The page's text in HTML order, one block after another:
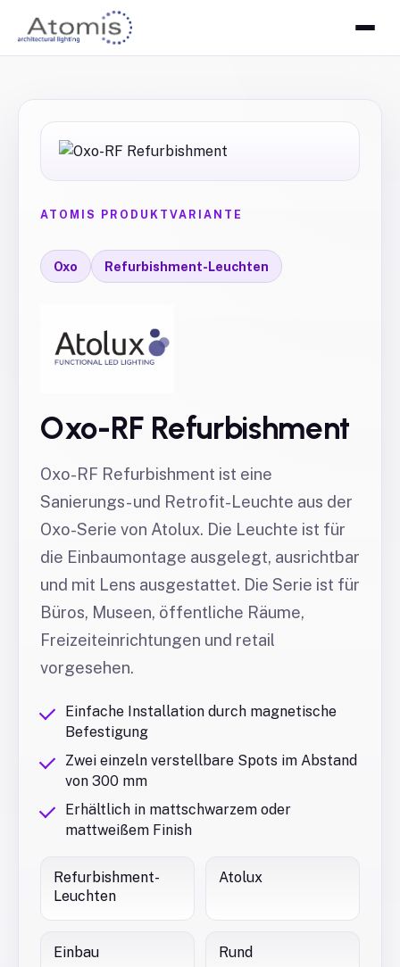
ATOMIS PRODUKTVARIANTE
Oxo Refurbishment-Leuchten
Oxo-RF Refurbishment
Oxo-RF Refurbishment ist eine
Sanierungs- und Retrofit-Leuchte aus der
Oxo-Serie von Atolux. Die Leuchte ist für
die Einbaumontage ausgelegt, ausrichtbar
und mit Lens ausgestattet. Die Serie ist für
Büros, Museen, öffentliche Räume,
Freizeiteinrichtungen und retail
vorgesehen.
Einfache Installation durch magnetische
Befestigung
Zwei einzeln verstellbare Spots im Abstand
von 300 mm
Erhältlich in mattschwarzem oder
mattweißem Finish
Refurbishment-
Leuchten
Atolux
Einbau Rund